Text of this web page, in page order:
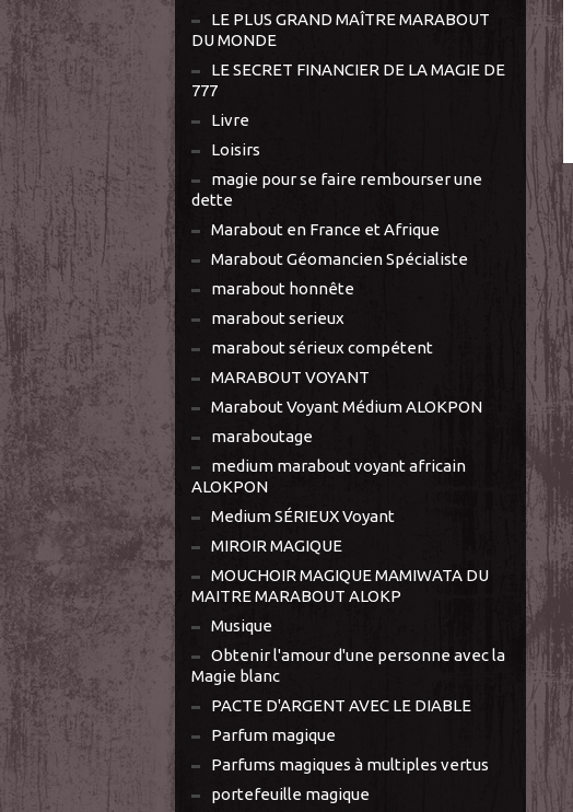
LE PLUS GRAND MAÎTRE MARABOUT
DU MONDE
LE SECRET FINANCIER DE LA MAGIE DE
777
Livre
Loisirs
magie pour se faire rembourser une
dette
Marabout en France et Afrique
Marabout Géomancien Spécialiste
marabout honnête
marabout serieux
marabout sérieux compétent
MARABOUT VOYANT
Marabout Voyant Médium ALOKPON
maraboutage
medium marabout voyant africain
ALOKPON
Medium SÉRIEUX Voyant
MIROIR MAGIQUE
MOUCHOIR MAGIQUE MAMIWATA DU
MAITRE MARABOUT ALOKP
Musique
Obtenir l'amour d'une personne avec la
Magie blanc
PACTE D'ARGENT AVEC LE DIABLE
Parfum magique
Parfums magiques à multiples vertus
portefeuille magique